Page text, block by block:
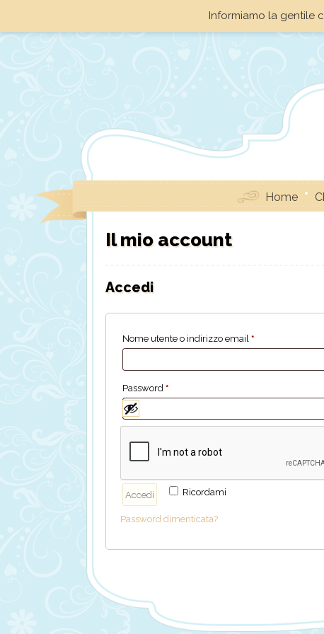
Informiamo la gentile
Home
Il mio account
Accedi
Nome utente o indirizzo email *
Password *
Ricordami
Accedi
Password dimenticata?